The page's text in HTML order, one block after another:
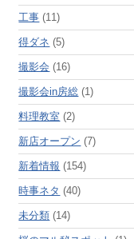
工事 (11)
得ダネ (5)
撮影会 (16)
撮影会in房総 (1)
料理教室 (2)
新店オープン (7)
新着情報 (154)
時事ネタ (40)
未分類 (14)